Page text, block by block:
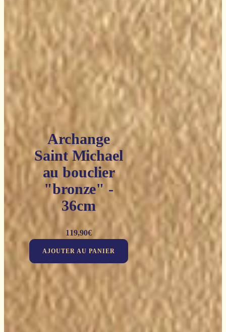
Archange
Saint Michael
au bouclier
"bronze" -
36cm
119,90€
AJOUTER AU PANIER